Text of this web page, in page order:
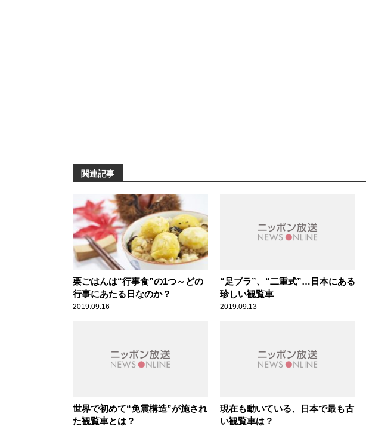
関連記事
栗ごはんは“行事食”の1つ～どの
行事にあたる日なのか？
2019.09.16
“足ブラ”、“二重式”…日本にある
珍しい観覧車
2019.09.13
世界で初めて“免震構造”が施され
た観覧車とは？
現在も動いている、日本で最も古
い観覧車は？